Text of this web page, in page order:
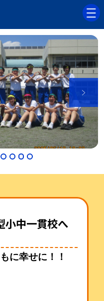
小中一貫校へ
に幸せに！！